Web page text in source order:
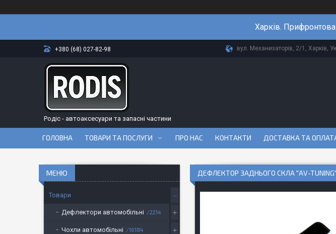
Харків.
+380 (68) 027-82-98 вул. Механизаторів, 2/1, Харків,
Родіс - автоаксесуари та запасні частини
ГОЛОВНА ТОВАРИ ТА ПОСЛУГИ ПРО НАС КОНТАКТИ ДОСТАВКА ТА
ДЕФЛЕКТОР ЗАДНЬОГО СКЛА "AV-TUNING"
Товари
Дефлектори автомобільні 2214
Чохли автомобільні 16184